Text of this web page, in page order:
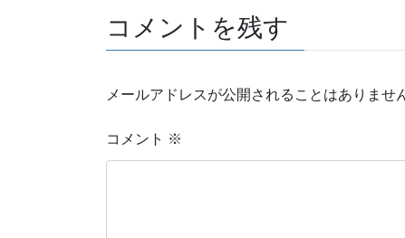
コメントを残す
メールアドレスが公開されることはありませ
コメント ※